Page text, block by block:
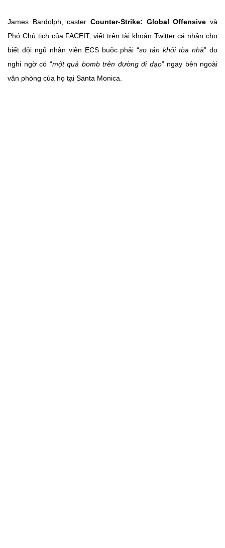
James Bardolph, caster Counter-Strike: Global Offensive và
Phó Chủ tịch của FACEIT, viết trên tài khoản Twitter cá nhân cho
biết đội ngũ nhân viên ECS buộc phải “sơ tán khỏi tòa nhà” do
nghi ngờ có “một quả bomb trên đường đi dạo” ngay bên ngoài
văn phòng của họ tại Santa Monica.